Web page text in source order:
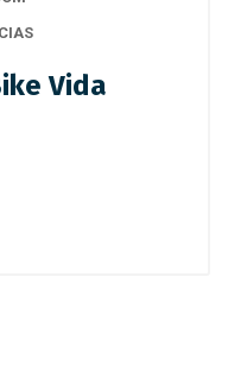
Vida